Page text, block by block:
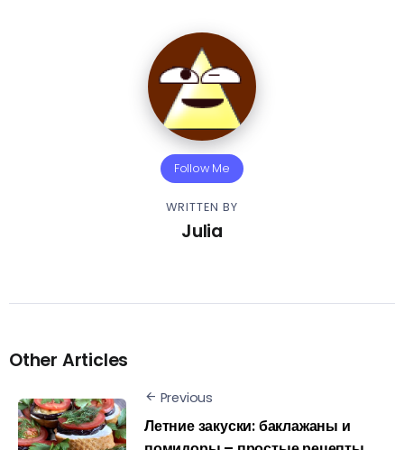
Follow Me
WRITTEN BY
Julia
Other Articles
Previous
Летние закуски: баклажаны и